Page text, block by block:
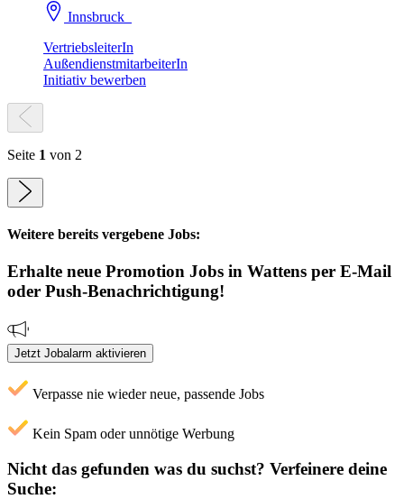
Innsbruck
VertriebsleiterIn
AußendienstmitarbeiterIn
Initiativ bewerben
Seite 1 von 2
Weitere bereits vergebene Jobs:
Erhalte neue Promotion Jobs in Wattens per E-Mail
oder Push-Benachrichtigung!
Jetzt Jobalarm aktivieren
Verpasse nie wieder neue, passende Jobs
Kein Spam oder unnötige Werbung
Nicht das gefunden was du suchst? Verfeinere deine
Suche: